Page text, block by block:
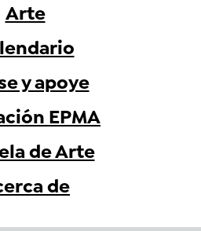
Arte
y apoye
EPMA
de Arte
de